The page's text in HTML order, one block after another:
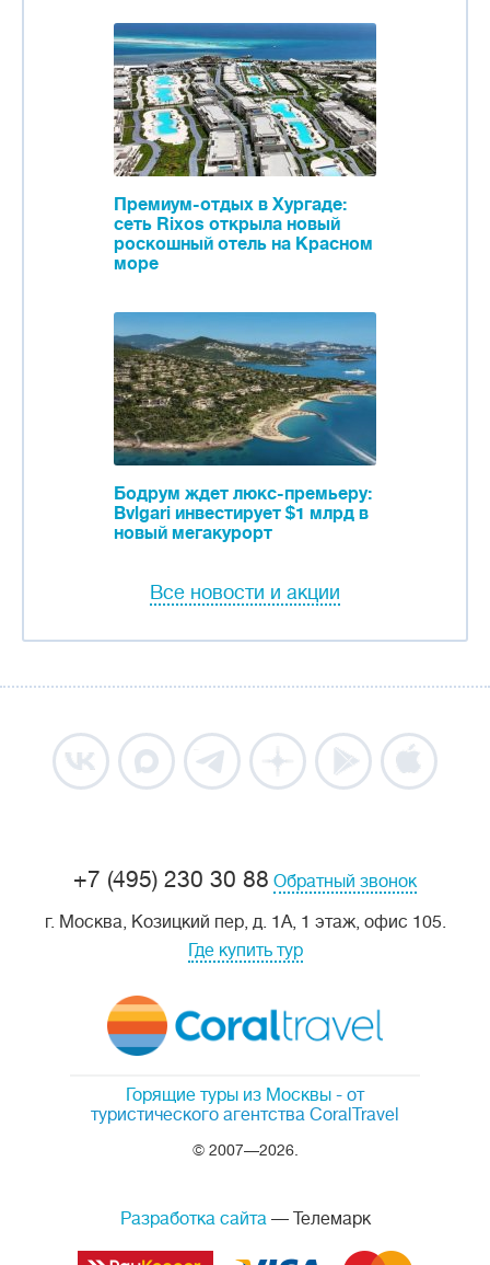
Премиум-отдых в Хургаде:
сеть Rixos открыла новый
роскошный отель на Красном
море
Бодрум ждет люкс-премьеру:
Bvlgari инвестирует $1 млрд в
новый мегакурорт
Все новости и акции
Горящие туры из Москвы - от
туристического агентства CoralTravel
© 2007—2026.
+7 (495) 230 30 88 Обратный звонок
г. Москва, Козицкий пер, д. 1А, 1 этаж, офис 105.
Где купить тур
Разработка сайта— Телемарк